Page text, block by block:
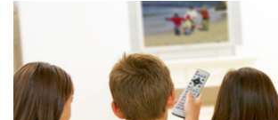
Programe
Pentru dascăli
Evenimente